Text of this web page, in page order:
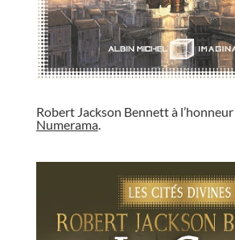
Robert Jackson Bennett à l’honneur
Numerama.